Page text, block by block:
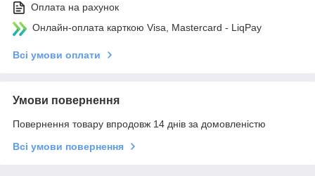
Оплата на рахунок
Онлайн-оплата карткою Visa, Mastercard - LiqPay
Всі умови оплати
Умови повернення
Повернення товару впродовж 14 днів за домовленістю
Всі умови повернення